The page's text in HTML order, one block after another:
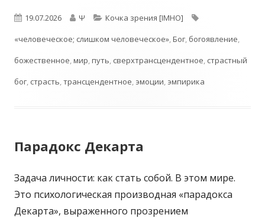
Опубликовано
19.07.2026 Автор
Ψ Рубрики
Кочка зрения [IMHO]
Метки
«человеческое; слишком человеческое»,Бог, богоявление,
божественное,мир,путь, сверхтрансцендентное, страстный
бог, страсть,трансцендентное, эмоции, эмпирика
Парадокс Декарта
Задача личности: как стать собой. В этом мире.
Это психологическая производная «парадокса
Декарта», выраженного прозрением